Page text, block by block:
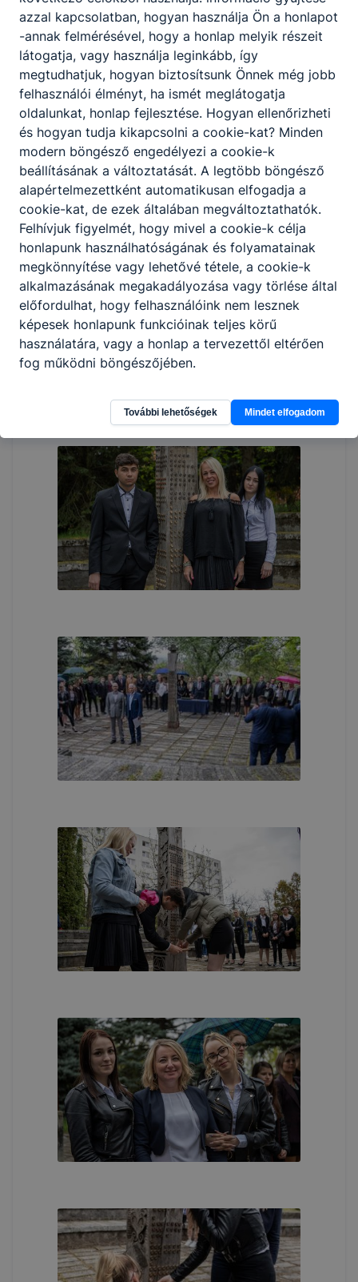
azzal kapcsolatban, hogyan használja Ön a honlapot
-annak felmérésével, hogy a honlap melyik részeit
látogatja, vagy használja leginkább, így
megtudhatjuk, hogyan biztosítsunk Önnek még jobb
felhasználói élményt, ha ismét meglátogatja
oldalunkat, honlap fejlesztése. Hogyan ellenőrizheti
és hogyan tudja kikapcsolni a cookie-kat? Minden
modern böngésző engedélyezi a cookie-k
beállításának a változtatását. A legtöbb böngésző
alapértelmezettként automatikusan elfogadja a
cookie-kat, de ezek általában megváltoztathatók.
Felhívjuk figyelmét, hogy mivel a cookie-k célja
honlapunk használhatóságának és folyamatainak
megkönnyítése vagy lehetővé tétele, a cookie-k
alkalmazásának megakadályozása vagy törlése által
előfordulhat, hogy felhasználóink nem lesznek
képesek honlapunk funkcióinak teljes körű
használatára, vagy a honlap a tervezettől eltérően
fog működni böngészőjében.
További lehetőségek Mindet elfogadom